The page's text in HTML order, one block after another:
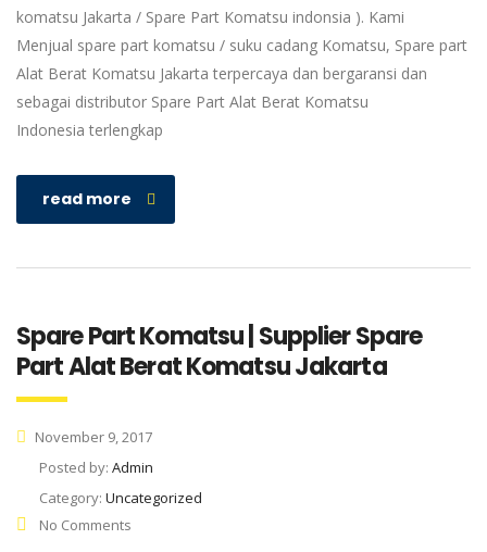
komatsu Jakarta / Spare Part Komatsu indonsia ). Kami
Menjual spare part komatsu / suku cadang Komatsu, Spare part
Alat Berat Komatsu Jakarta terpercaya dan bergaransi dan
sebagai distributor Spare Part Alat Berat Komatsu
Indonesia terlengkap
read more
Spare Part Komatsu | Supplier Spare
Part Alat Berat Komatsu Jakarta
November 9, 2017
Posted by: Admin
Category: Uncategorized
No Comments